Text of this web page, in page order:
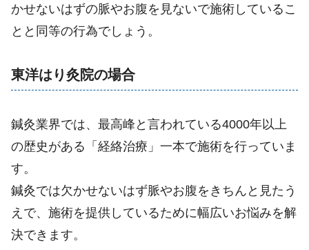
かせないはずの脈やお腹を見ないで施術しているこ
とと同等の行為でしょう。
東洋はり灸院の場合
鍼灸業界では、最高峰と言われている4000年以上
の歴史がある「経絡治療」一本で施術を行っていま
す。
鍼灸では欠かせないはず脈やお腹をきちんと見たう
えで、施術を提供しているために幅広いお悩みを解
決できます。